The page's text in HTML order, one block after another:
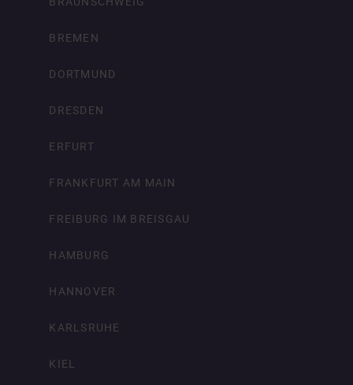
BREMEN
DORTMUND
DRESDEN
ERFURT
FRANKFURT AM MAIN
FREIBURG IM BREISGAU
HAMBURG
HANNOVER
KARLSRUHE
KIEL